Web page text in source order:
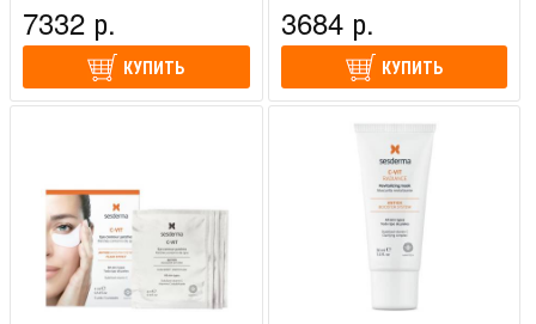
7332 р.
КУПИТЬ
3684 р.
КУПИТЬ